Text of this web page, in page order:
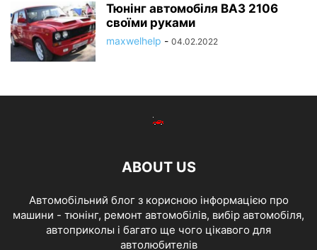
Тюнінг автомобіля ВАЗ 2106
своїми руками
maxwelhelp - 04.02.2022
ABOUT US
Автомобільний блог з корисною інформацією про
машини - тюнінг, ремонт автомобілів, вибір автомобіля,
автоприколы і багато ще чого цікавого для
автолюбителів